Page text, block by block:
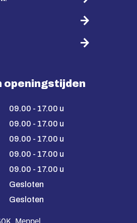
openingstijden
09.00 - 17.00 u
09.00 - 17.00 u
09.00 - 17.00 u
09.00 - 17.00 u
09.00 - 17.00 u
Gesloten
Gesloten